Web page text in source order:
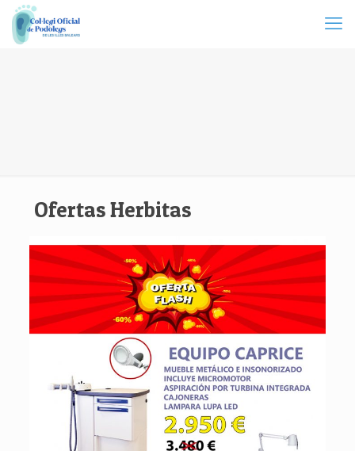
Ofertas Herbitas